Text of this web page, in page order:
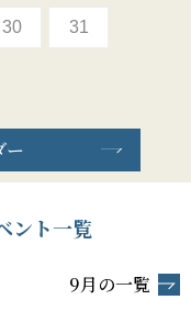
30 31
ー
ント一覧
9月の一覧